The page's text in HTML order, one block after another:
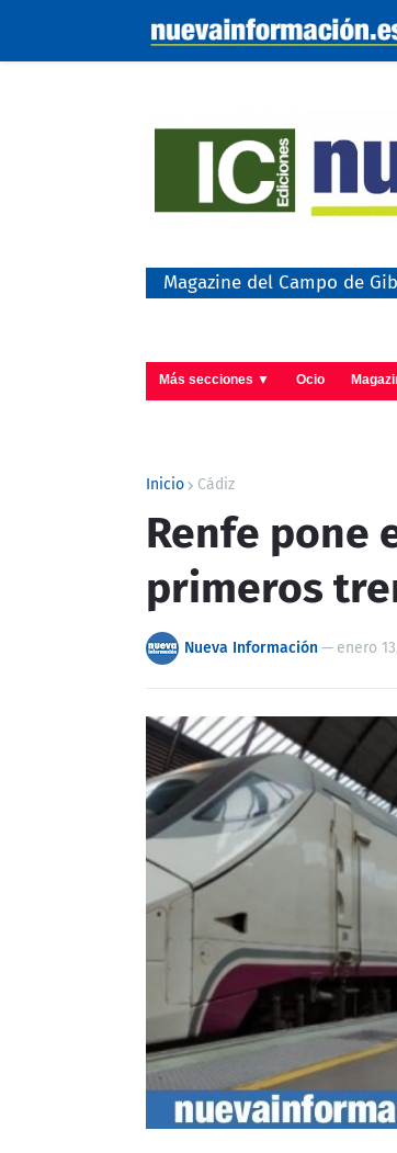
Magazine del Campo de
Más secciones ▼ Ocio
Inicio Cádiz
Renfe pone
primeros
Nueva Información— enero